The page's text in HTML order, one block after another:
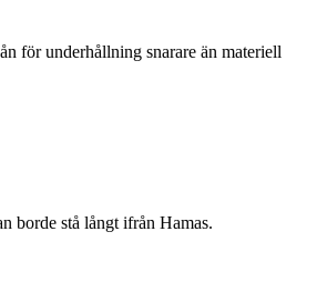
för underhållning snarare än materiell
borde stå långt ifrån Hamas.